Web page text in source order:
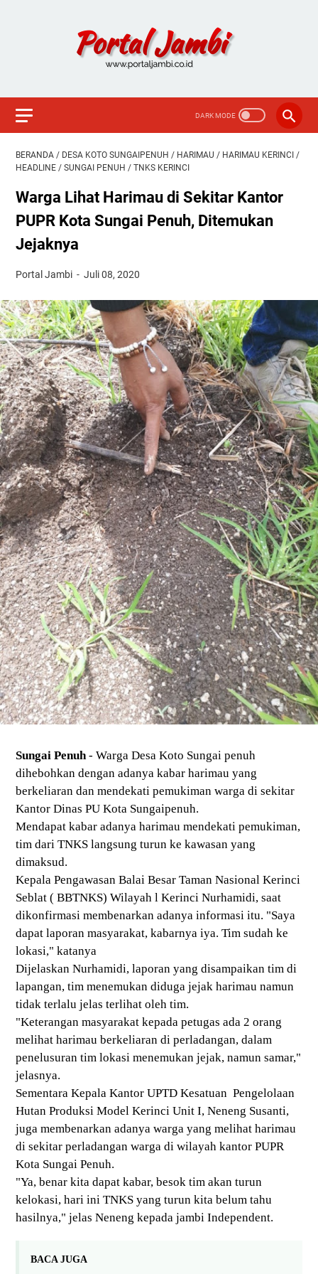
BERANDA / DESA KOTO SUNGAIPENUH / HARIMAU / HARIMAU KERINCI /
HEADLINE / SUNGAI PENUH / TNKS KERINCI
Warga Lihat Harimau di Sekitar Kantor
PUPR Kota Sungai Penuh, Ditemukan
Jejaknya
Portal Jambi Juli 08, 2020
Sungai Penuh- Warga Desa Koto Sungai penuh
dihebohkan dengan adanya kabar harimau yang
berkeliaran dan mendekati pemukiman warga di sekitar
Kantor Dinas PU Kota Sungaipenuh.
Mendapat kabar adanya harimau mendekati pemukiman,
tim dari TNKS langsung turun ke kawasan yang
dimaksud.
Kepala Pengawasan Balai Besar Taman Nasional Kerinci
Seblat ( BBTNKS) Wilayah l Kerinci Nurhamidi, saat
dikonfirmasi membenarkan adanya informasi itu. "Saya
dapat laporan masyarakat, kabarnya iya. Tim sudah ke
lokasi," katanya
Dijelaskan Nurhamidi, laporan yang disampaikan tim di
lapangan, tim menemukan diduga jejak harimau namun
tidak terlalu jelas terlihat oleh tim.
"Keterangan masyarakat kepada petugas ada 2 orang
melihat harimau berkeliaran di perladangan, dalam
penelusuran tim lokasi menemukan jejak, namun samar,"
jelasnya.
Sementara Kepala Kantor UPTD Kesatuan Pengelolaan
Hutan Produksi Model Kerinci Unit I, Neneng Susanti,
juga membenarkan adanya warga yang melihat harimau
di sekitar perladangan warga di wilayah kantor PUPR
Kota Sungai Penuh.
"Ya, benar kita dapat kabar, besok tim akan turun
kelokasi, hari ini TNKS yang turun kita belum tahu
hasilnya," jelas Neneng kepada jambi Independent.
BACA JUGA